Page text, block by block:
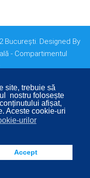
site, trebuie să
nostru folosește
afișat,
Aceste cookie-uri
urilor
Accept
București. Designed By
- Compartimentul